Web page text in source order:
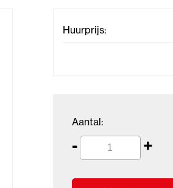
Huurprijs:
Aantal:
- +